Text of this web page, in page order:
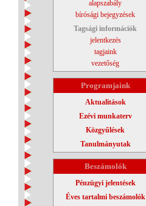
alapszabály
bírósági bejegyzések
Tagsági információk
jelentkezés
tagjaink
vezetőség
Programjaink
Aktualitások
Ezévi munkaterv
Közgyűlések
Tanulmányutak
Beszámolók
Pénzügyi jelentések
Éves tartalmi beszámolók